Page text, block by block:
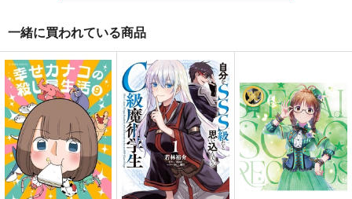
宿敵転じて何と為す
きよめたまるた
1,100円 （税込）
カイザー×潔世一
サンプル
好敵手以上友達未満
ななめ77°
472円（税込）
沖田総悟×神楽
サンプル
恋のライバルは前寮
長！？
chips
944円（税込）
アズール×イデア
サンプル
一緒に買われている商品